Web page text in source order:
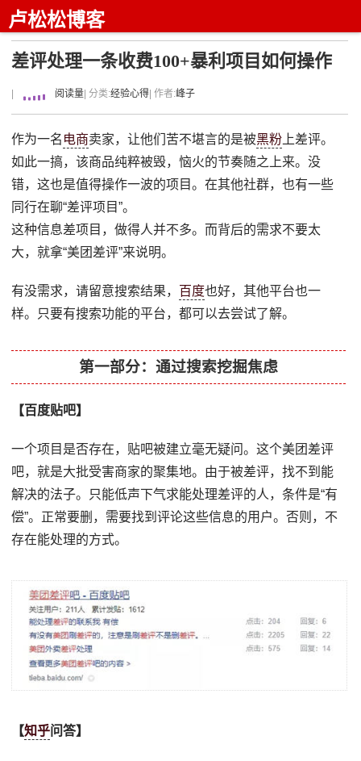
卢松松博客
差评处理一条收费100+暴利项目如何操作
阅读量 | 分类:经验心得 | 作者:峰子
作为一名 电商卖家，让他们苦不堪言的是被黑粉 上差评。
如此一搞，该商品纯粹被毁，恼火的节奏随之上来。没
错，这也是值得操作一波的项目。在其他社群，也有一些
同行在聊“差评项目”。
这种信息差项目，做得人并不多。而背后的需求不要太
大，就拿“美团差评”来说明。
有没需求，请留意搜索结果， 百度也好，其他平台也一
样。只要有搜索功能的平台，都可以去尝试了解。
第一部分：通过搜索挖掘焦虑
【百度贴吧】
一个项目是否存在，贴吧被建立毫无疑问。这个美团差评
吧，就是大批受害商家的聚集地。由于被差评，找不到能
解决的法子。只能低声下气求能处理差评的人，条件是“有
偿”。正常要删，需要找到评论这些信息的用户。否则，不
存在能处理的方式。
【知乎问答】